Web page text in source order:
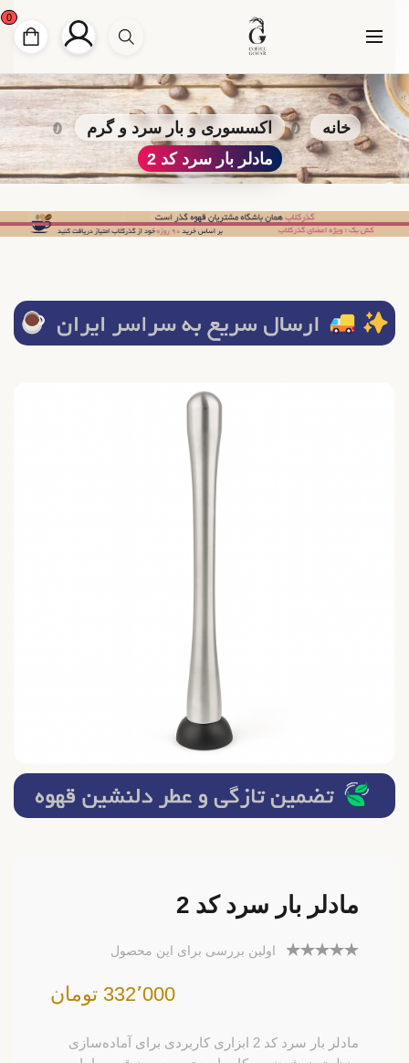
خانه
اکسسوری و بار سرد و گرم
مادلر بار سرد کد 2
مادلر بار سرد کد 2
اولین بررسی برای این محصول
332٬000 تومان
مادلر بار سرد کد 2 ابزاری کاربردی برای آماده‌سازی